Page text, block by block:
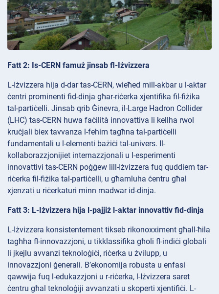
Fatt 2: Is-CERN famuż jinsab fl-Iżvizzera
L-Iżvizzera hija d-dar tas-CERN, wieħed mill-akbar u l-aktar
ċentri prominenti fid-dinja għar-riċerka xjentifika fil-fiżika
tal-partiċelli. Jinsab qrib Ġinevra, il-Large Hadron Collider
(LHC) tas-CERN huwa faċilità innovattiva li kellha rwol
kruċjali biex tavvanza l-fehim tagħna tal-partiċelli
fundamentali u l-elementi bażiċi tal-univers. Il-
kollaborazzjonijiet internazzjonali u l-esperimenti
innovattivi tas-CERN poġġew lill-Iżvizzera fuq quddiem tar-
riċerka fil-fiżika tal-partiċelli, u għamluha ċentru għal
xjenzati u riċerkaturi minn madwar id-dinja.
Fatt 3: L-Iżvizzera hija l-pajjiż l-aktar innovattiv fid-dinja
L-Iżvizzera konsistentement tikseb rikonoxximent għall-ħila
tagħha fl-innovazzjoni, u tikklassifika għoli fl-indiċi globali
li jkejlu avvanzi teknoloġiċi, riċerka u żvilupp, u
innovazzjoni ġenerali. B’ekonomija robusta u enfasi
qawwija fuq l-edukazzjoni u r-riċerka, l-Iżvizzera saret
ċentru għal teknoloġiji avvanzati u skoperti xjentifiċi. L-